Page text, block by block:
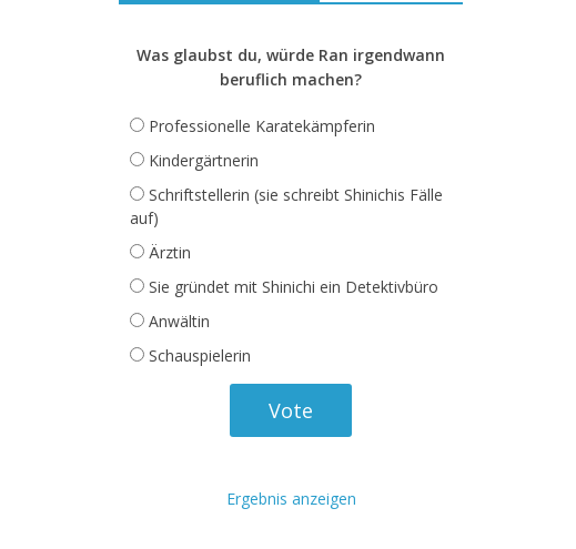
Was glaubst du, würde Ran irgendwann
beruflich machen?
Professionelle Karatekämpferin
Kindergärtnerin
Schriftstellerin (sie schreibt Shinichis Fälle
auf)
Ärztin
Sie gründet mit Shinichi ein Detektivbüro
Anwältin
Schauspielerin
Ergebnis anzeigen